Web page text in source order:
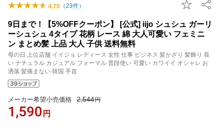
4.70 （23件）
9日まで！【5%OFFクーポン】 [公式] iijo シュシュ ガーリ
ーシュシュ 4タイプ 花柄 レース 綿 大人可愛い フェミニ
ン まとめ髪 上品 大人 子供 送料無料
母の日 上位店舗 イイジョ レディース 女性 仕事 ビジネス 髪かざり 髪飾り 長
い ナチュラル カジュアル フォーマル 普段使い 可愛い カワイイ オシャレ お
洒落 髪痛まない 韓国 手首
メーカー希望小売価格 2,544円
1,590 円